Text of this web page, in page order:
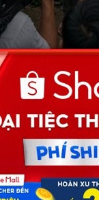
đường đất lầy
lẽ đẩy chiếc xe ba
được. Nhưng hôm
bất kỳ thứ gì